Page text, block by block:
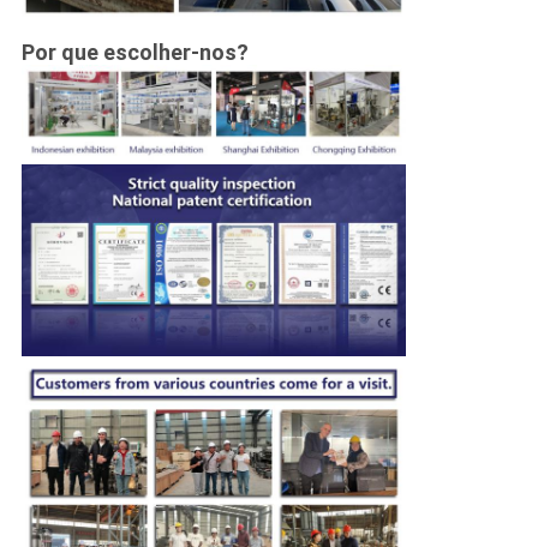
Por que escolher-nos?